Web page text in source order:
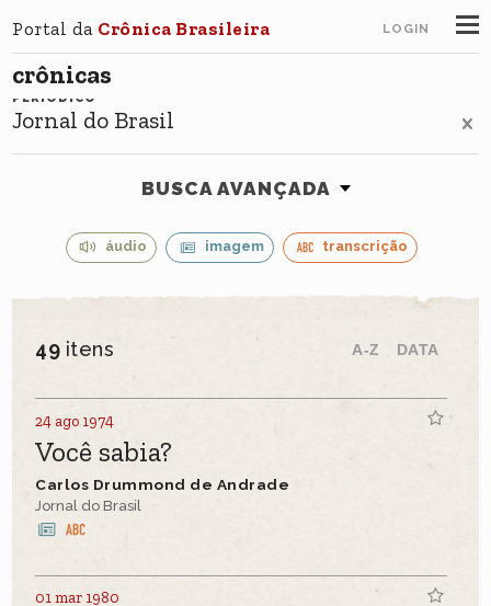
Portal da Crônica Brasileira LOGIN
crônicas
PERIÓDICO
Jornal do Brasil
BUSCA AVANÇADA
áudio imagem transcrição
49 itens A-Z DATA
24 ago 1974
Você sabia?
Carlos Drummond de Andrade
Jornal do Brasil
01 mar 1980